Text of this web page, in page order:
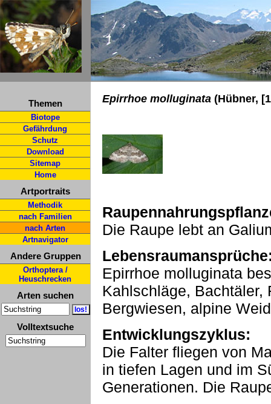
Themen
Biotope
Gefährdung
Schutz
Download
Sitemap
Home
Artportraits
Methodik
nach Familien
nach Arten
Artnavigator
Andere Gruppen
Orthoptera /
Heuschrecken
Arten suchen
Volltextsuche
Epirrhoe molluginata (Hübner,
Die Raupe lebt an
Epirrhoe molluginata
Kahlschläge, Bachtäler,
Bergwiesen, alpine
Entwicklungszyklus:
Die Falter fliegen von
in tiefen Lagen und im
Generationen. Die